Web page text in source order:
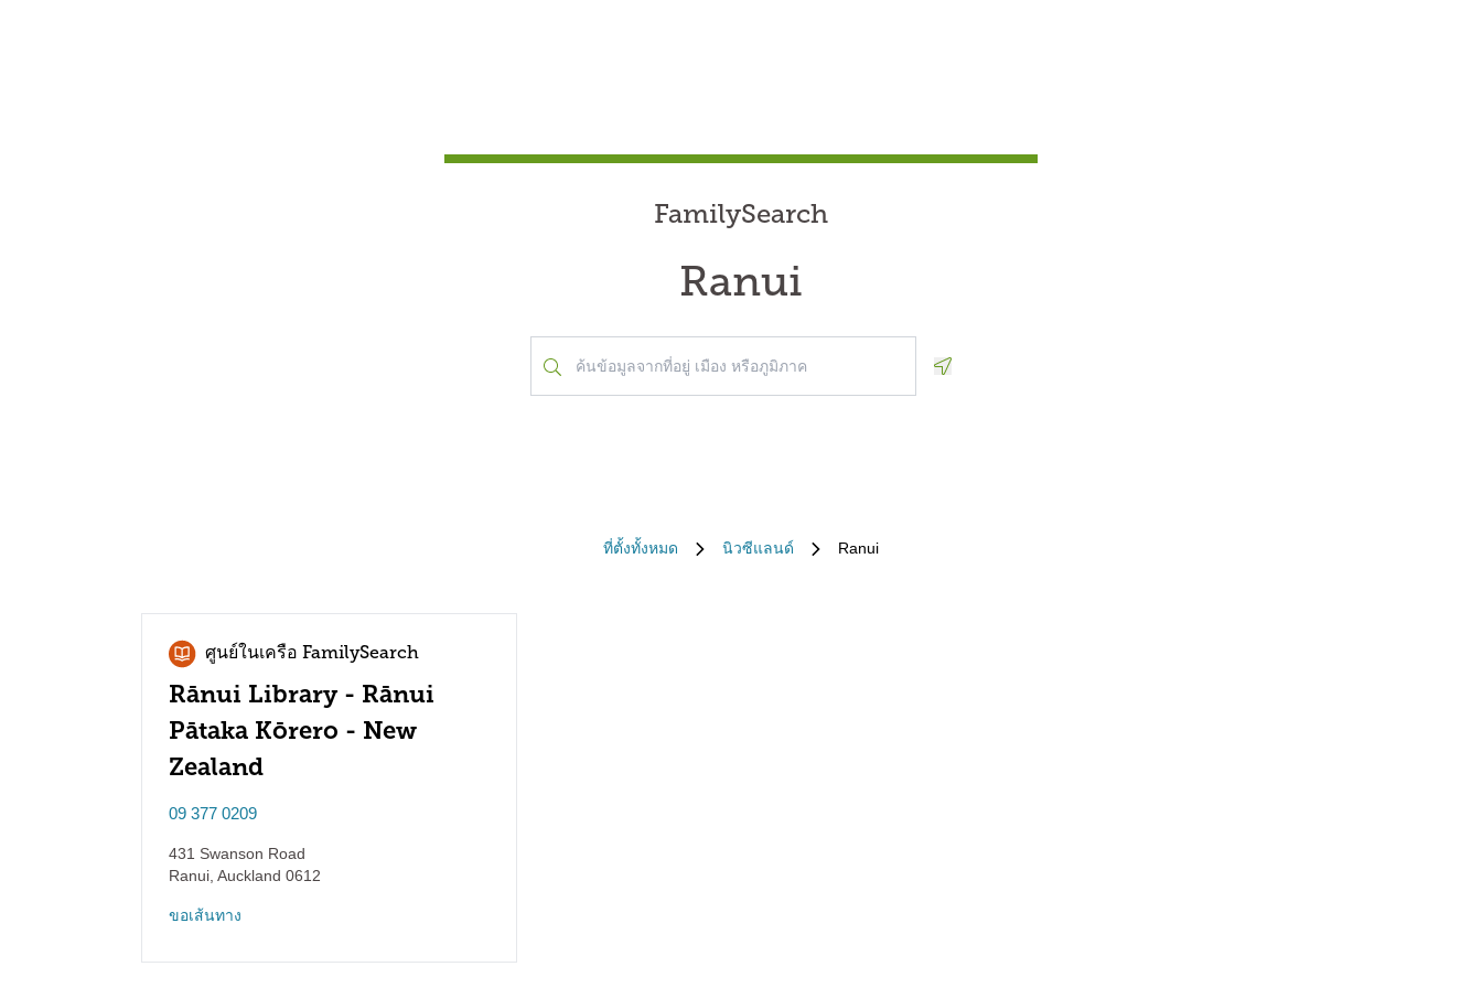
FamilySearch
Ranui
ที่ตั้งทั้งหมด นิวซีแลนด์ Ranui
ศูนย์ในเครือ FamilySearch
Rānui Library - Rānui
Pātaka Kōrero - New
Zealand
09 377 0209
431 Swanson Road
Ranui Auckland 0612
ขอเส้นทาง